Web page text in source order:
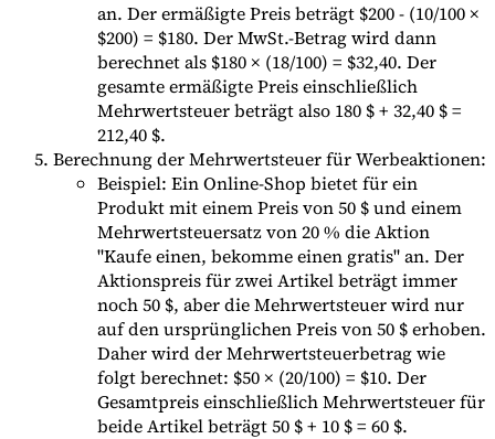
an. Der ermäßigte Preis beträgt $200 - (10/100 ×
$200) = $180. Der MwSt.-Betrag wird dann
berechnet als $180 × (18/100) = $32,40. Der
gesamte ermäßigte Preis einschließlich
Mehrwertsteuer beträgt also 180 $ + 32,40 $ =
212,40 $.
Berechnung der Mehrwertsteuer für Werbeaktionen:
Beispiel: Ein Online-Shop bietet für ein
Produkt mit einem Preis von 50 $ und einem
Mehrwertsteuersatz von 20 % die Aktion
"Kaufe einen, bekomme einen gratis" an. Der
Aktionspreis für zwei Artikel beträgt immer
noch 50 $, aber die Mehrwertsteuer wird nur
auf den ursprünglichen Preis von 50 $ erhoben.
Daher wird der Mehrwertsteuerbetrag wie
folgt berechnet: $50 × (20/100) = $10. Der
Gesamtpreis einschließlich Mehrwertsteuer für
beide Artikel beträgt 50 $ + 10 $ = 60 $.